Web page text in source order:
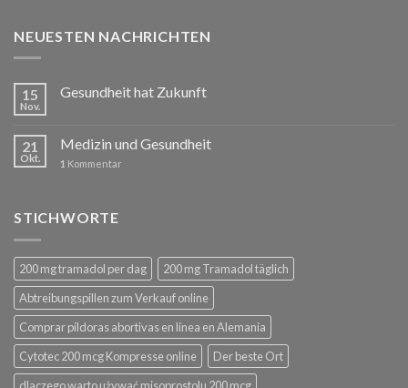
NEUESTEN NACHRICHTEN
15
Nov.
Gesundheit hat Zukunft
21
Okt.
Medizin und Gesundheit
1 Kommentar
STICHWORTE
200 mg tramadol per dag
200 mg Tramadol täglich
Abtreibungspillen zum Verkauf online
Comprar píldoras abortivas en línea en Alemania
Cytotec 200 mcg Kompresse online
Der beste Ort
dlaczego warto używać misoprostolu 200 mcg